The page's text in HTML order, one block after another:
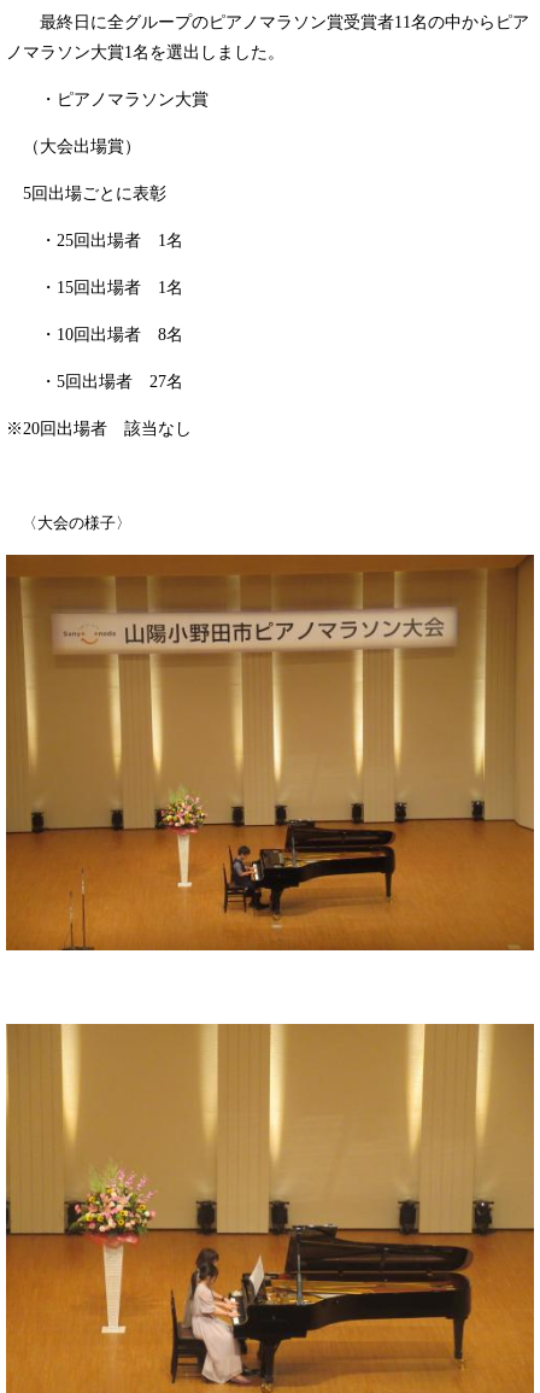
最終日に全グループのピアノマラソン賞受賞者11名の中からピア
ノマラソン大賞1名を選出しました。
・ピアノマラソン大賞
（大会出場賞）
5回出場ごとに表彰
・25回出場者 1名
・15回出場者 1名
・10回出場者 8名
・5回出場者 27名
※20回出場者 該当なし
〈大会の様子〉